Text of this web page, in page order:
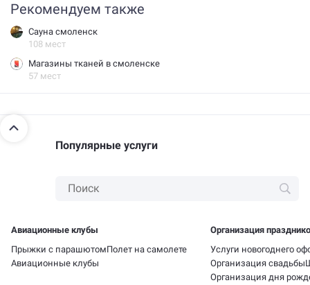
Рекомендуем также
сауна смоленск
108 мест
магазины тканей в смоленске
57 мест
Популярные услуги
Авиационные клубы
Прыжки с парашютомПолет на самолете
Авиационные клубы
Организация
Услуги новогоднего
Организация свадьбы
Организация дня